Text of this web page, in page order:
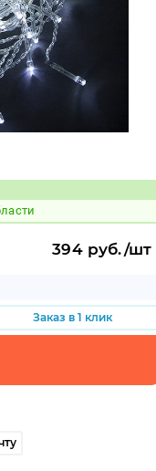
Код:
661688
394 руб./шт
Заказ в 1 клик